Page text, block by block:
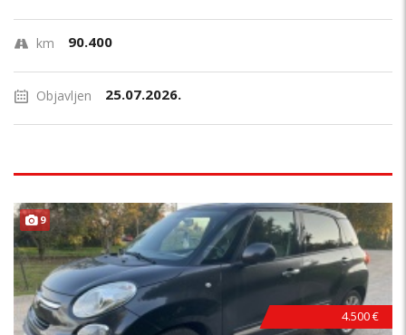
km 90.400
Objavljen 25.07.2026.
9
4.500 €